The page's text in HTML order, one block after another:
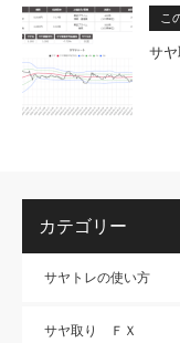
こ
サ
カテゴリー
サヤトレの使い方
サヤ取り ＦＸ